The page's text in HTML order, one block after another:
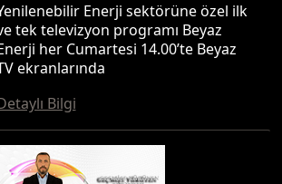
Enerji sektörüne özel ilk
tek televizyon programı Beyaz
her Cumartesi 14.00’te Beyaz
ekranlarında
Bilgi